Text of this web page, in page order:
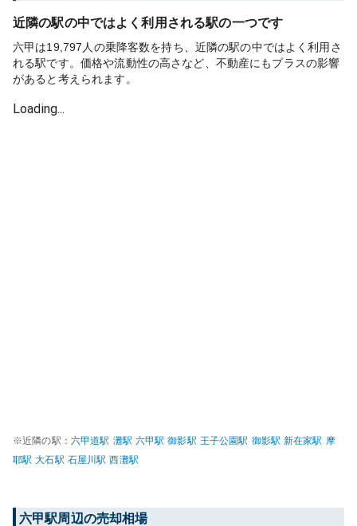
近隣の駅の中ではよく利用される駅の一つです
六甲は19,797人の乗降客数を持ち、近隣の駅の中ではよく利用さ
れる駅です。価格や流動性の高さなど、不動産にもプラスの影響
があると考えられます。
Loading...
※近隣の駅： 六甲道駅 灘駅 六甲駅 御影駅 王子公園駅 御影駅 新在家駅 摩
耶駅 大石駅 石屋川駅 西灘駅
六甲駅周辺の売却相場